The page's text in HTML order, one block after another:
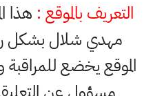
التعريف بالموقع : هذا
مهدي شلال بشكل
الموقع يخضع